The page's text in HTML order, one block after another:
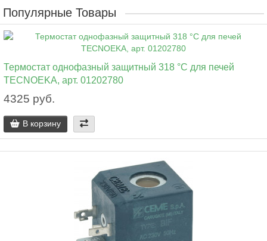
Популярные Товары
Термостат однофазный защитный 318 °C для печей
TECNOEKA, арт. 01202780
4325 руб.
В корзину